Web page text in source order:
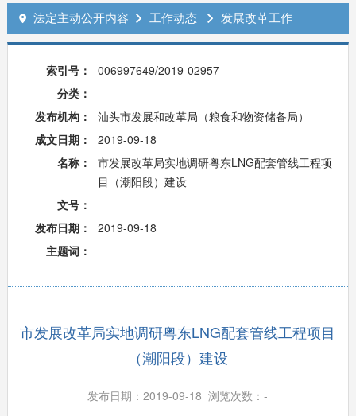
 法定主动公开内容  工作动态  发展改革工作
索引号：
006997649/2019-02957
分类：
发布机构：
汕头市发展和改革局（粮食和物资储备局）
成文日期：
2019-09-18
名称：
市发展改革局实地调研粤东LNG配套管线工程项
目（潮阳段）建设
文号：
发布日期：
2019-09-18
主题词：
市发展改革局实地调研粤东LNG配套管线工程项目
（潮阳段）建设
发布日期：2019-09-18 浏览次数：-